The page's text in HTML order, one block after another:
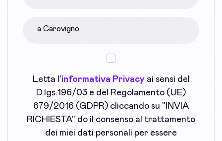
Letta l'informativa Privacyai sensi del
D.lgs.196/03 e del Regolamento (UE)
679/2016 (GDPR) cliccando su "INVIA
RICHIESTA" do il consenso al trattamento
dei miei dati personali per essere